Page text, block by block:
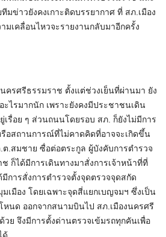
มข่าวยังคงเกาะติดบรรยากาศ ที่ สภ.เมือง
เคลื่อนไหวจะรายงานกลับมาอีกครั้ง
ครศรีธรรมราช ตั้งแต่ช่วงเย็นที่ผ่านมา ยัง
ะไรมากนัก เพราะยังคงมีประชาชนเดิน
เรื่อย ๆ ส่วนถนนโดยรอบ สภ. ก็ยังไม่มีการ
รือสถานการณ์ที่ไม่คาดคิดที่อาจจะเกิดขึ้น
.สมชาย ซื่อต่อตระกูล ผู้บังคับการตำรวจ
ก็ได้มีการเดินทางมาสั่งการเจ้าหน้าที่ที่
การสั่งการตำรวจตั้งจุดตรวจจุดสกัด
เมือง โดยเฉพาะจุดสี่แยกเบญจมฯ ซึ่งเป็น
หนด ออกจากสนามบินไป สภ.เมืองนครศรี
ย จึงมีการตั้งด่านตรวจเข้มรถทุกคันเพื่อ